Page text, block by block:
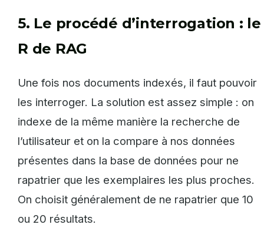
5. Le procédé d’interrogation : le
R de RAG
Une fois nos documents indexés, il faut pouvoir
les interroger. La solution est assez simple : on
indexe de la même manière la recherche de
l’utilisateur et on la compare à nos données
présentes dans la base de données pour ne
rapatrier que les exemplaires les plus proches.
On choisit généralement de ne rapatrier que 10
ou 20 résultats.